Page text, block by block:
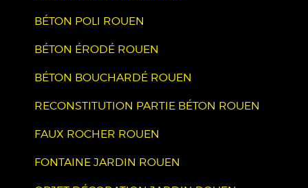
BÉTON POLI ROUEN
BÉTON ÉRODÉ ROUEN
BÉTON BOUCHARDÉ ROUEN
RECONSTITUTION PARTIE BÉTON ROUEN
FAUX ROCHER ROUEN
FONTAINE JARDIN ROUEN